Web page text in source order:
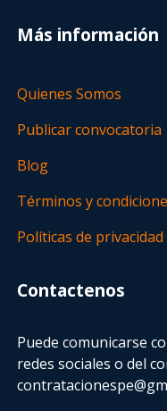
Más información
Quienes Somos
Publicar convocatoria
Blog
Términos y
Políticas de privacidad
Contactenos
Puede comunicarse
redes sociales o del